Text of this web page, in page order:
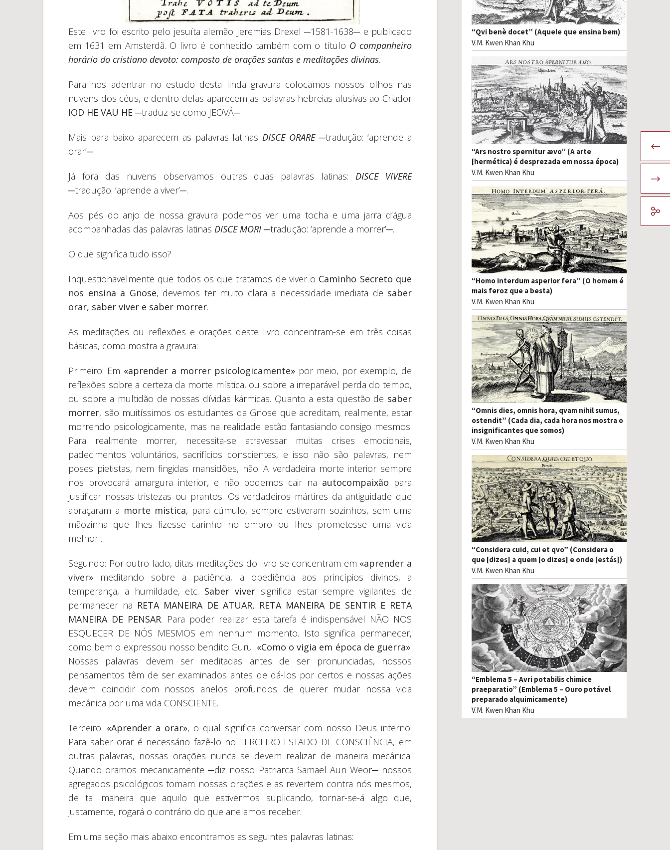
Este livro foi escrito pelo jesuíta alemão Jeremias Drexel ─1581-1638─ e publicado
em 1631 em Amsterdã. O livro é conhecido também com o título O companheiro
horário do cristiano devoto: composto de orações santas e meditações divinas.
Para nos adentrar no estudo desta linda gravura colocamos nossos olhos nas
nuvens dos céus, e dentro delas aparecem as palavras hebreias alusivas ao Criador
IOD HE VAU HE ─traduz-se como JEOVÁ─.
Mais para baixo aparecem as palavras latinasDISCE ORARE ─tradução: ‘aprende a
orar’─.
Já fora das nuvens observamos outras duas palavras latinas:DISCE VIVERE
─tradução: ‘aprende a viver’─.
Aos pés do anjo de nossa gravura podemos ver uma tocha e uma jarra d’água
acompanhadas das palavras latinas DISCE MORI ─tradução: ‘aprende a morrer’─.
O que significa tudo isso?
Inquestionavelmente que todos os que tratamos de viver o Caminho Secreto que
nos ensina a Gnose, devemos ter muito clara a necessidade imediata de saber
orar, saber viver e saber morrer.
As meditações ou reflexões e orações deste livro concentram-se em três coisas
básicas, como mostra a gravura:
Primeiro: Em «aprender a morrer psicologicamente» por meio, por exemplo, de
reflexões sobre a certeza da morte mística, ou sobre a irreparável perda do tempo,
ou sobre a multidão de nossas dívidas kármicas. Quanto a esta questão de saber
morrer, são muitíssimos os estudantes da Gnose que acreditam, realmente, estar
morrendo psicologicamente, mas na realidade estão fantasiando consigo mesmos.
Para realmente morrer, necessita-se atravessar muitas crises emocionais,
padecimentos voluntários, sacrifícios conscientes, e isso não são palavras, nem
poses pietistas, nem fingidas mansidões, não. A verdadeira morte interior sempre
nos provocará amargura interior, e não podemos cair na autocompaixão para
justificar nossas tristezas ou prantos. Os verdadeiros mártires da antiguidade que
abraçaram a morte mística, para cúmulo, sempre estiveram sozinhos, sem uma
mãozinha que lhes fizesse carinho no ombro ou lhes prometesse uma vida
melhor…
Segundo: Por outro lado, ditas meditações do livro se concentram em «aprender a
viver» meditando sobre a paciência, a obediência aos princípios divinos, a
temperança, a humildade, etc. Saber viver significa estar sempre vigilantes de
permanecer na RETA MANEIRA DE ATUAR, RETA MANEIRA DE SENTIR E RETA
MANEIRA DE PENSAR. Para poder realizar esta tarefa é indispensável NÃO NOS
ESQUECER DE NÓS MESMOS em nenhum momento. Isto significa permanecer,
como bem o expressou nosso bendito Guru: «Como o vigia em época de guerra».
Nossas palavras devem ser meditadas antes de ser pronunciadas, nossos
pensamentos têm de ser examinados antes de dá-los por certos e nossas ações
devem coincidir com nossos anelos profundos de querer mudar nossa vida
mecânica por uma vida CONSCIENTE.
Terceiro: «Aprender a orar», o qual significa conversar com nosso Deus interno.
Para saber orar é necessário fazê-lo no TERCEIRO ESTADO DE CONSCIÊNCIA, em
outras palavras, nossas orações nunca se devem realizar de maneira mecânica.
Quando oramos mecanicamente ─diz nosso Patriarca Samael Aun Weor─ nossos
agregados psicológicos tomam nossas orações e as revertem contra nós mesmos,
de tal maneira que aquilo que estivermos suplicando, tornar-se-á algo que,
justamente, rogará o contrário do que anelamos receber.
Em uma seção mais abaixo encontramos as seguintes palavras latinas:
“Qvi benè docet” (Aquele que ensina bem)
V.M. Kwen Khan Khu
“Ars nostro spernitur ævo” (A arte
[hermética) é desprezada em nossa época)
V.M. Kwen Khan Khu
“Homo interdum asperior fera” (O homem é
mais feroz que a besta)
V.M. Kwen Khan Khu
“Omnis dies, omnis hora, qvam nihil sumus,
ostendit” (Cada dia, cada hora nos mostra o
insignificantes que somos)
V.M. Kwen Khan Khu
“Considera cuid, cui et qvo” (Considera o
que [dizes] a quem [o dizes] e onde [estás])
V.M. Kwen Khan Khu
“Emblema 5 – Avri potabilis chimice
praeparatio” (Emblema 5 – Ouro potável
preparado alquimicamente)
V.M. Kwen Khan Khu